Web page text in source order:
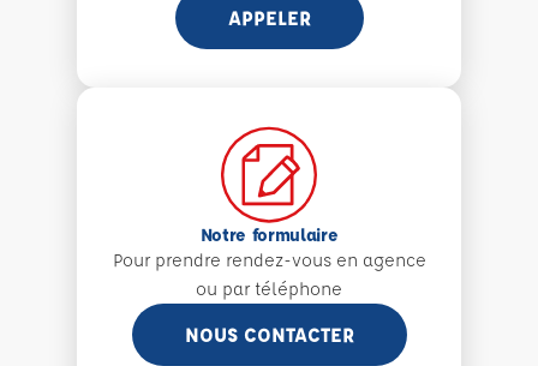
APPELER
Notre formulaire
Pour prendre rendez-vous en agence
ou par téléphone
NOUS CONTACTER